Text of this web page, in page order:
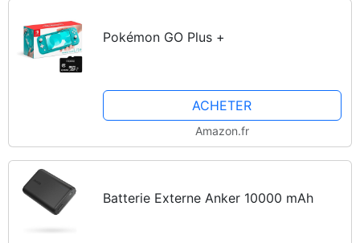
Pokémon GO Plus +
ACHETER
Amazon.fr
Batterie Externe Anker 10000 mAh